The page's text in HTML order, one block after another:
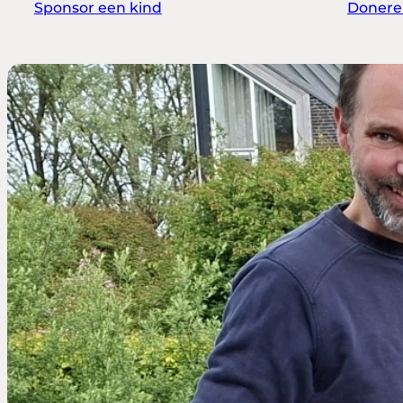
Sponsor een kind